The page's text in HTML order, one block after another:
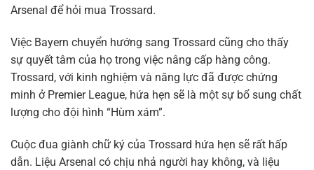
Arsenal để hỏi mua Trossard.
Việc Bayern chuyển hướng sang Trossard cũng cho thấy
sự quyết tâm của họ trong việc nâng cấp hàng công.
Trossard, với kinh nghiệm và năng lực đã được chứng
minh ở Premier League, hứa hẹn sẽ là một sự bổ sung chất
lượng cho đội hình “Hùm xám”.
Cuộc đua giành chữ ký của Trossard hứa hẹn sẽ rất hấp
dẫn. Liệu Arsenal có chịu nhả người hay không, và liệu